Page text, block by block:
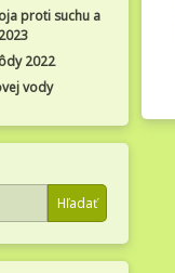
proti suchu a
2022
vody
Hľadať